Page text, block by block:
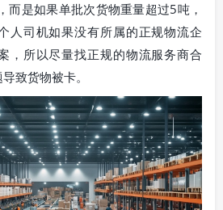
而是如果单批次货物重量超过5吨，
人司机如果没有所属的正规物流企
，所以尽量找正规的物流服务商合
致货物被卡。